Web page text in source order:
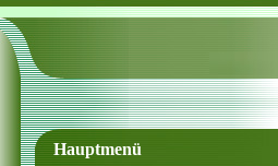
Hauptmenü